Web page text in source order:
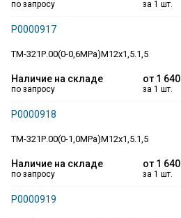
за 1 шт.
по запросу
ТМ-321Р.00(0-0,6MPa)M12x1,5.1,5
Р0000917
от 1 640
за 1 шт.
Наличие на складе
по запросу
ТМ-321Р.00(0-1,0MPa)M12x1,5.1,5
Р0000918
от 1 640
за 1 шт.
Наличие на складе
по запросу
Р0000919